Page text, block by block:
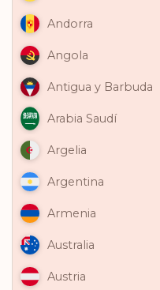
Andorra
Angola
Antigua y Barbuda
Arabia Saudí
Argelia
Argentina
Armenia
Australia
Austria